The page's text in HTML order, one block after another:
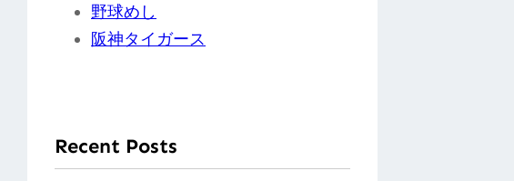
野球めし
阪神タイガース
Recent Posts